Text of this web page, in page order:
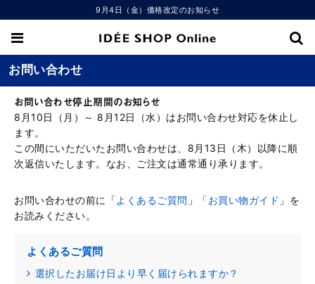
9月4日（金）価格改定のお知らせ
お問い合わせ
お問い合わせ停止期間のお知らせ
8月10日（月）～ 8月12日（水）はお問い合わせ対応を休止し
ます。
この間にいただいたお問い合わせは、8月13日（木）以降に順
次返信いたします。なお、ご注文は通常通り承ります。
お問い合わせの前に「よくあるご質問 」「お買い物ガイド 」を
お読みください。
よくあるご質問
選択したお届け日より早く届けられますか？